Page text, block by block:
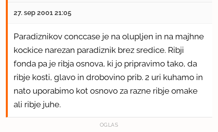
27. sep 2001 21:05
Paradiznikov conccase je na olupljen in na majhne
kockice narezan paradiznik brez sredice. Ribji
fonda pa je ribja osnova, ki jo pripravimo tako, da
ribje kosti, glavo in drobovino prib. 2 uri kuhamo in
nato uporabimo kot osnovo za razne ribje omake
ali ribje juhe.
OGLAS